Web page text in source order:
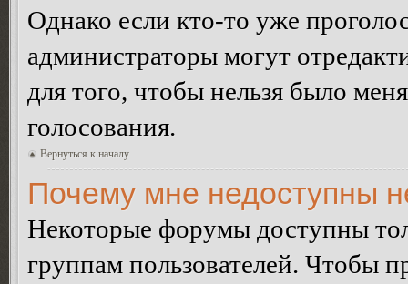
Однако если кто-то уже
администраторы могут
для того, чтобы нельзя было
голосования.
Вернуться к началу
Почему мне недоступны
Некоторые форумы доступны
группам пользователей. Чтобы